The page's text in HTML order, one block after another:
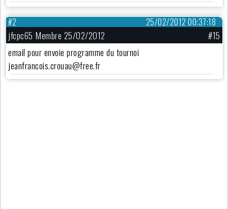
25/02/2012 00:37:18
#2
jfcpc65 Membre 25/02/2012
#15
email pour envoie programme du tournoi
jeanfrancois.crouau@free.fr